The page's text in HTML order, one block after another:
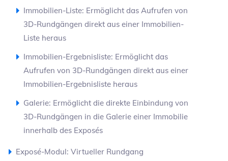
Immobilien-Liste: Ermöglicht das Aufrufen von
3D-Rundgängen direkt aus einer Immobilien-
Liste heraus
Immobilien-Ergebnisliste: Ermöglicht das
Aufrufen von 3D-Rundgängen direkt aus einer
Immobilien-Ergebnisliste heraus
Galerie: Ermöglicht die direkte Einbindung von
3D-Rundgängen in die Galerie einer Immobilie
innerhalb des Exposés
Exposé-Modul: Virtueller Rundgang